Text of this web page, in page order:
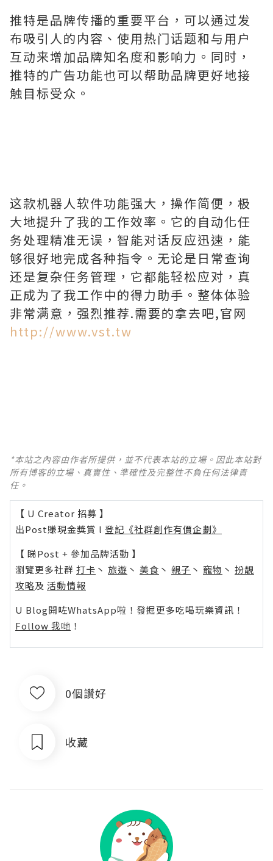
推特是品牌传播的重要平台，可以通过发
布吸引人的内容、使用热门话题和与用户
互动来增加品牌知名度和影响力。同时，
推特的广告功能也可以帮助品牌更好地接
触目标受众。
这款机器人软件功能强大，操作简便，极
大地提升了我的工作效率。它的自动化任
务处理精准无误，智能对话反应迅速，能
够很好地完成各种指令。无论是日常查询
还是复杂任务管理，它都能轻松应对，真
正成为了我工作中的得力助手。整体体验
非常满意，强烈推荐.需要的拿去吧,官网
http://www.vst.tw
*本站之內容由作者所提供，並不代表本站的立場。因此本站對
所有博客的立場、真實性、準確性及完整性不負任何法律責
任。
【 U Creator 招募 】
出Post賺現金獎賞 l 登記《社群創作有價企劃》
【 睇Post + 參加品牌活動 】
瀏覽更多社群 打卡 丶 旅遊 丶 美食 丶 親子 丶 寵物 丶 扮靚
攻略及 活動情報
U Blog開咗WhatsApp啦！發掘更多吃喝玩樂資訊！
Follow 我哋 ！
0個讚好
收藏